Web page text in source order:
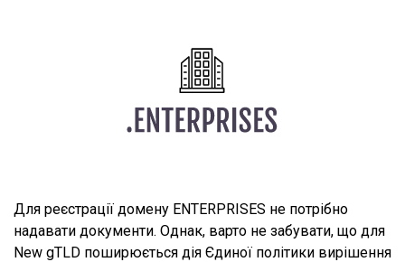
Для реєстрації домену ENTERPRISES не потрібно
надавати документи. Однак, варто не забувати, що для
New gTLD поширюється дія Єдиної політики вирішення